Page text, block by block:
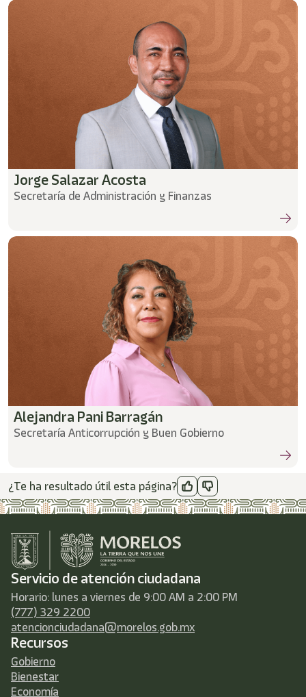
Jorge Salazar Acosta
Secretaría de Administración y Finanzas
Alejandra Pani Barragán
Secretaría Anticorrupción y Buen Gobierno
¿Te ha resultado útil esta página?
Servicio de atención ciudadana
Horario: lunes a viernes de 9:00 AM a 2:00 PM
(777) 329 2200
atencionciudadana@morelos.gob.mx
Recursos
Gobierno
Bienestar
Economía